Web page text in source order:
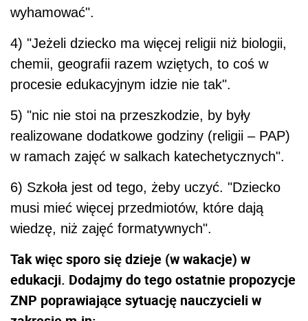
wyhamować".
4) "Jeżeli dziecko ma więcej religii niż biologii,
chemii, geografii razem wziętych, to coś w
procesie edukacyjnym idzie nie tak".
5) "nic nie stoi na przeszkodzie, by były
realizowane dodatkowe godziny (religii – PAP)
w ramach zajęć w salkach katechetycznych".
6) Szkoła jest od tego, żeby uczyć. "Dziecko
musi mieć więcej przedmiotów, które dają
wiedzę, niż zajęć formatywnych".
Tak więc sporo się dzieje (w wakacje) w
edukacji. Dodajmy do tego ostatnie propozycje
ZNP poprawiające sytuację nauczycieli w